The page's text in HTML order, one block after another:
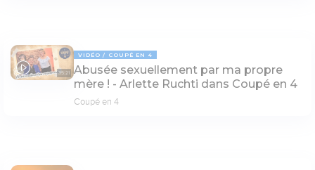
35:21
VIDÉO COUPÉ EN 4
Abusée sexuellement par ma propre
mère ! - Arlette Ruchti dans Coupé en 4
Coupé en 4